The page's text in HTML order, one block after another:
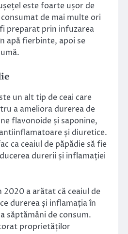
este foarte ușor de
de mai multe ori
preparat prin infuzarea
apă fierbinte, apoi se
un alt tip de ceai care
a ameliora durerea de
flavonoide și saponine,
și diuretice.
ca ceaiul de păpădie să fie
durerii și inflamației
2020 a arătat că ceaiul de
durerea și inflamația în
săptămâni de consum.
proprietăților